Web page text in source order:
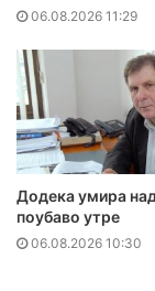
06.08.2026 11:29
Додека умира
поубаво утре
06.08.2026 10:30